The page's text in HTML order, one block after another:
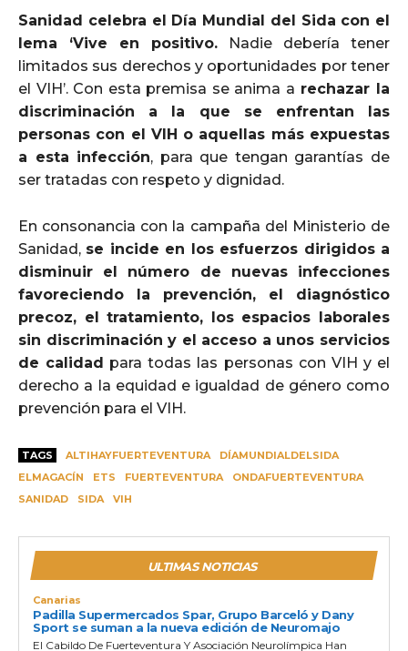
Sanidad celebra el Día Mundial del Sida con el
lema ‘Vive en positivo. Nadie debería tener
limitados sus derechos y oportunidades por tener
el VIH’. Con esta premisa se anima a rechazar la
discriminación a la que se enfrentan las
personas con el VIH o aquellas más expuestas
a esta infección, para que tengan garantías de
ser tratadas con respeto y dignidad.
En consonancia con la campaña del Ministerio de
Sanidad, se incide en los esfuerzos dirigidos a
disminuir el número de nuevas infecciones
favoreciendo la prevención, el diagnóstico
precoz, el tratamiento, los espacios laborales
sin discriminación y el acceso a unos servicios
de calidad para todas las personas con VIH y el
derecho a la equidad e igualdad de género como
prevención para el VIH.
TAGS ALTIHAYFUERTEVENTURA
DÍAMUNDIALDELSIDA
ELMAGACÍN
ETS FUERTEVENTURA
ONDAFUERTEVENTURA
SANIDAD
SIDA VIH
ULTIMAS NOTICIAS
Canarias
Padilla Supermercados Spar, Grupo Barceló y Dany
Sport se suman a la nueva edición de Neuromajo
El Cabildo De Fuerteventura Y Asociación Neurolímpica Han